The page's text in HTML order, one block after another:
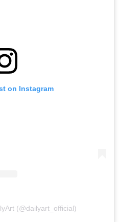
on Instagram
(@dailyart_official)